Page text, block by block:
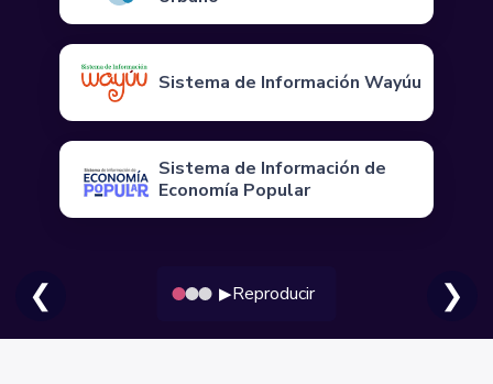
Sistema de Información Wayúu
Sistema de Información de
Economía Popular
❮ ▶Reproducir ❯